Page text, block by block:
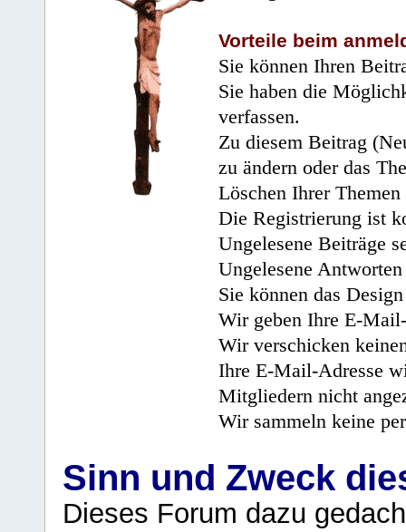
Vorteile beim
Sie können Ihren
Sie haben die
verfassen.
Zu diesem Beitrag
zu ändern oder das
Löschen Ihrer
Die Registrierung ist
Ungelesene Beiträge
Ungelesene
Sie können das
Wir geben Ihre E-
Wir verschicken
Ihre E-Mail-Adresse
Mitgliedern nicht
Wir sammeln keine
Sinn und Zweck
Dieses Forum dazu